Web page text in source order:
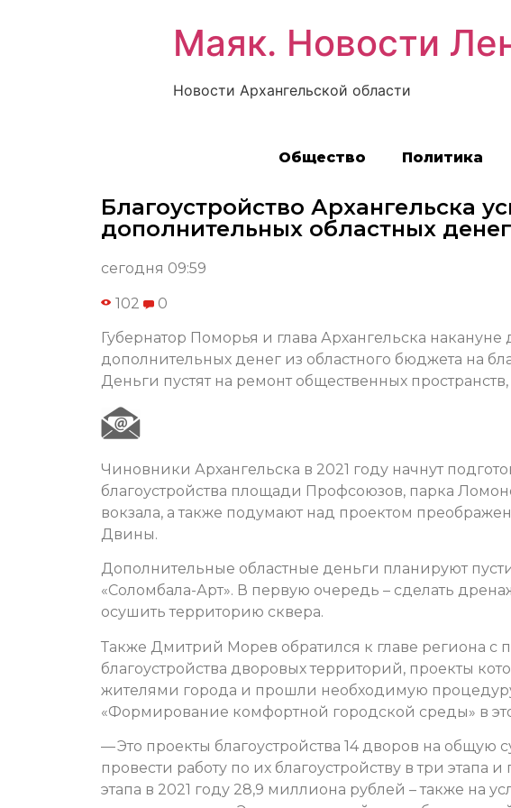
Маяк. Новости
Новости Архангельской области
Общество Политика
Благоустройство Архангельска
дополнительных областных денег
сегодня 09:59
102 0
Губернатор Поморья и глава Архангельска
дополнительных денег из областного бюджета на
Деньги пустят на ремонт общественных
Чиновники Архангельска в 2021 году начнут
благоустройства площади Профсоюзов, парка
вокзала, а также подумают над проектом
Двины.
Дополнительные областные деньги планируют
«Соломбала-Арт». В первую очередь – сделать
осушить территорию сквера.
Также Дмитрий Морев обратился к главе региона с
благоустройства дворовых территорий, проекты
жителями города и прошли необходимую
«Формирование комфортной городской среды» в
— Это проекты благоустройства 14 дворов на
провести работу по их благоустройству в три этапа
этапа в 2021 году 28,9 миллиона рублей – также на